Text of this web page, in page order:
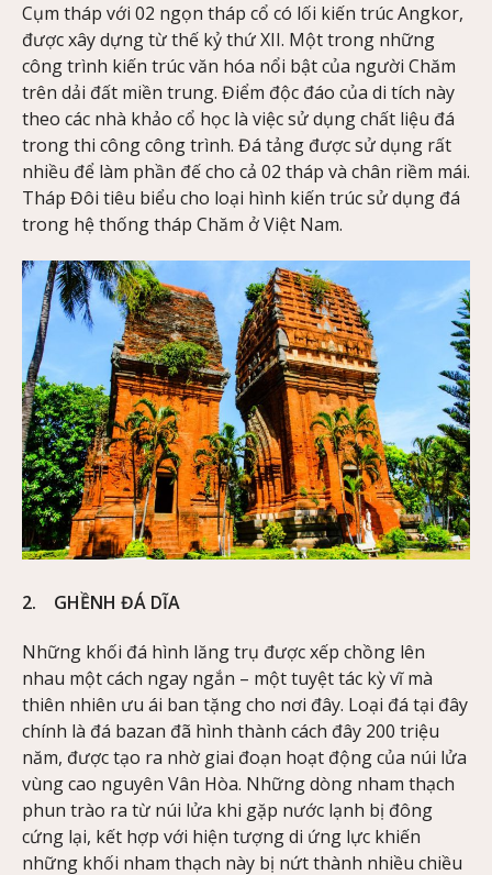
Cụm tháp với 02 ngọn tháp cổ có lối kiến trúc Angkor,
được xây dựng từ thế kỷ thứ XII. Một trong những
công trình kiến trúc văn hóa nổi bật của người Chăm
trên dải đất miền trung. Điểm độc đáo của di tích này
theo các nhà khảo cổ học là việc sử dụng chất liệu đá
trong thi công công trình. Đá tảng được sử dụng rất
nhiều để làm phần đế cho cả 02 tháp và chân riềm mái.
Tháp Đôi tiêu biểu cho loại hình kiến trúc sử dụng đá
trong hệ thống tháp Chăm ở Việt Nam.
2. GHỀNH ĐÁ DĨA
Những khối đá hình lăng trụ được xếp chồng lên
nhau một cách ngay ngắn – một tuyệt tác kỳ vĩ mà
thiên nhiên ưu ái ban tặng cho nơi đây. Loại đá tại đây
chính là đá bazan đã hình thành cách đây 200 triệu
năm, được tạo ra nhờ giai đoạn hoạt động của núi lửa
vùng cao nguyên Vân Hòa. Những dòng nham thạch
phun trào ra từ núi lửa khi gặp nước lạnh bị đông
cứng lại, kết hợp với hiện tượng di ứng lực khiến
những khối nham thạch này bị nứt thành nhiều chiều